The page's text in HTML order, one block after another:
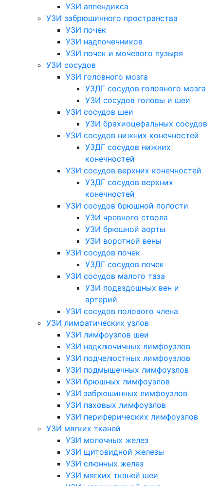
УЗИ аппендикса
УЗИ забрюшинного пространства
УЗИ почек
УЗИ надпочечников
УЗИ почек и мочевого пузыря
УЗИ сосудов
УЗИ головного мозга
УЗДГ сосудов головного мозга
УЗИ сосудов головы и шеи
УЗИ сосудов шеи
УЗИ брахиоцефальных сосудов
УЗИ сосудов нижних конечностей
УЗДГ сосудов нижних
конечностей
УЗИ сосудов верхних конечностей
УЗДГ сосудов верхних
конечностей
УЗИ сосудов брюшной полости
УЗИ чревного ствола
УЗИ брюшной аорты
УЗИ воротной вены
УЗИ сосудов почек
УЗДГ сосудов почек
УЗИ сосудов малого таза
УЗИ подвздошных вен и
артерий
УЗИ сосудов полового члена
УЗИ лимфатических узлов
УЗИ лимфоузлов шеи
УЗИ надключичных лимфоузлов
УЗИ подчелюстных лимфоузлов
УЗИ подмышечных лимфоузлов
УЗИ брюшных лимфоузлов
УЗИ забрюшинных лимфоузлов
УЗИ паховых лимфоузлов
УЗИ периферических лимфоузлов
УЗИ мягких тканей
УЗИ молочных желез
УЗИ щитовидной железы
УЗИ слюнных желез
УЗИ мягких тканей шеи